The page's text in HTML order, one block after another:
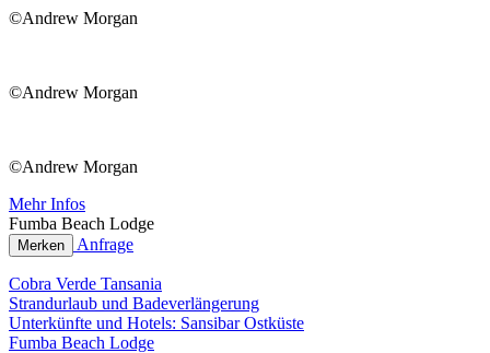
©Andrew Morgan
©Andrew Morgan
©Andrew Morgan
Mehr Infos
Fumba Beach Lodge
Merken Anfrage
Cobra Verde Tansania
Strandurlaub und Badeverlängerung
Unterkünfte und Hotels: Sansibar Ostküste
Fumba Beach Lodge